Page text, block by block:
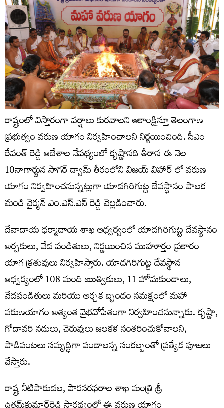
రాష్ట్రంలో విస్తారంగా వర్షాలు కురవాలని ఆకాంక్షిస్తూ తెలంగాణ
ప్రభుత్వం వరుణ యాగం నిర్వహించాలని నిర్ణయించింది. సీఎం
రేవంత్ రెడ్డి ఆదేశాల నేపథ్యంలో కృష్ణానది తీరాన ఈ నెల
10నాగార్జున సాగర్ డ్యామ్ తీరంలోని విజయ్ విహార్ లో వరుణ
యాగం నిర్వహించనున్నట్లుగా యాదగిరిగుట్ట దేవస్థానం పాలక
మండి చైర్మన్ ఎం.ఎస్.ఎన్ రెడ్డి వెల్లడించారు.
దేవాదాయ ధర్మాదాయ శాఖ ఆధ్వర్యంలో యాదగిరిగుట్ట దేవస్థానం
అర్చకులు, వేద పండితులు, నిర్ణయించిన ముహూర్తం ప్రకారం
యాగ క్రతువులు నిర్వహిస్తారు. యాదగిరిగుట్ట దేవస్థాన
ఆధ్వర్యంలో 108 మంది ఋత్వికులు, 11 హోమకుండాలు,
వేదపండితులు మరియు అర్చక బృందం సమక్షంలో మహా
వరుణయాగం అత్యంత వైభవోపేతంగా నిర్వహించనున్నారు. కృష్ణా,
గోదావరి నదులు, చెరువులు జలకళ సంతరించుకోవాలని,
పాడిపంటలు సమృద్ధిగా పండాలన్న సంకల్పంతో ప్రత్యేక పూజలు
చేస్తారు.
రాష్ట్ర నీటిపారుదల, పౌరసరఫరాల శాఖ మంత్రి శ్రీ